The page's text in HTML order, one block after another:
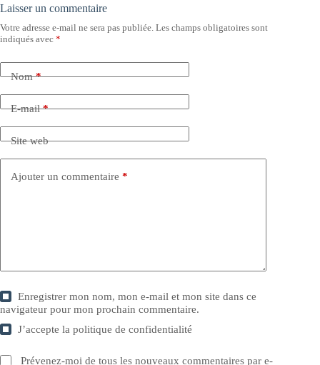
Laisser un commentaire
Votre adresse e-mail ne sera pas publiée. Les champs obligatoires sont
indiqués avec *
Nom*
E-mail*
Site web
Ajouter un commentaire *
Enregistrer mon nom, mon e-mail et mon site dans ce
navigateur pour mon prochain commentaire.
J’accepte lapolitique de confidentialité
Prévenez-moi de tous les nouveaux commentaires par e-